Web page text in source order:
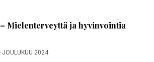
Mielenterveyttä ja hyvinvointia
JOULUKUU 2024